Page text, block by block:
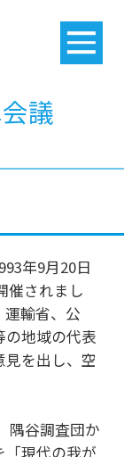
議
年9月20日
催されまし
輸省、公
の地域の代表
を出し、空
隅谷調査団か